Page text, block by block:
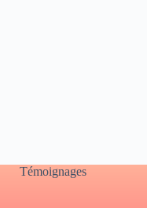
Témoignages